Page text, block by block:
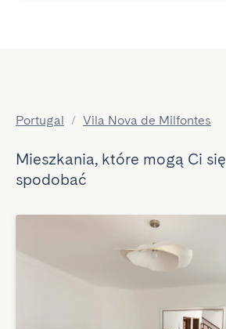
Portugal / Vila Nova de Milfontes
Mieszkania, które mogą Ci się
spodobać